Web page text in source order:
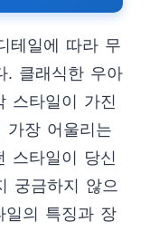
테일에 따라 무
. 클래식한 우아
스타일이 가진
가장 어울리는
스타일이 당신
궁금하지 않으
일의 특징과 장